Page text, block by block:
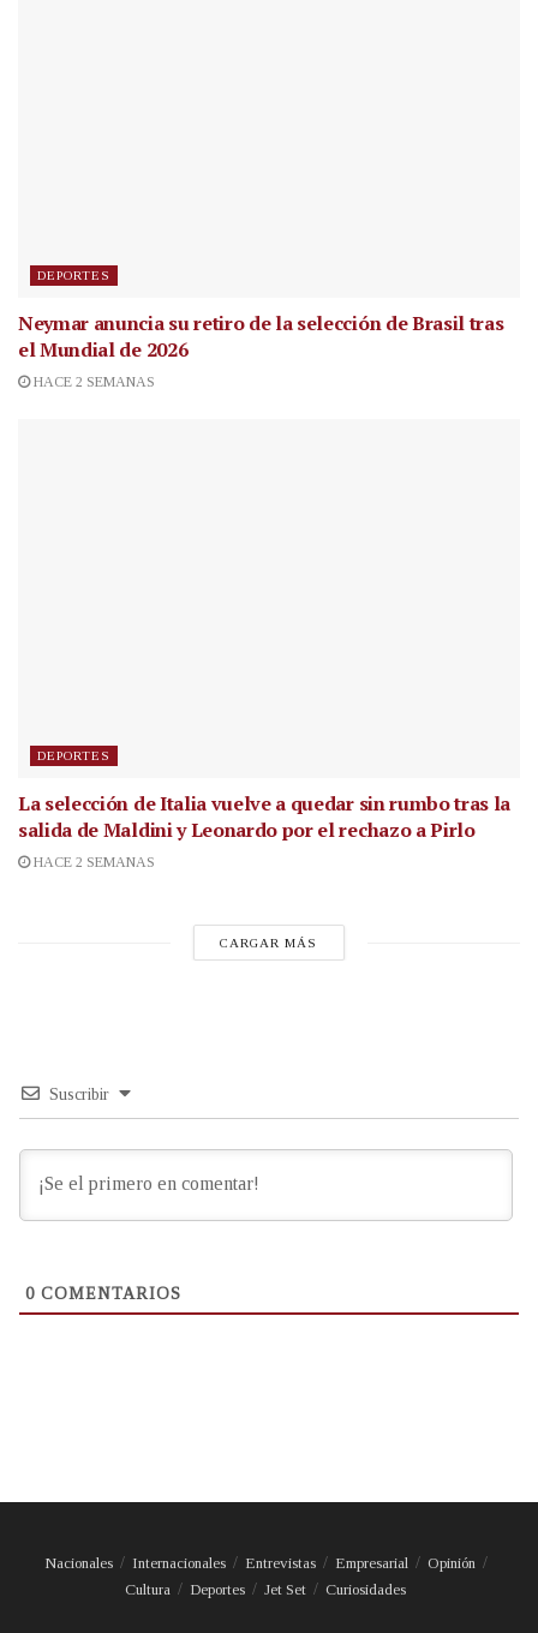
DEPORTES
Neymar anuncia su retiro de la selección de Brasil tras
el Mundial de 2026
HACE 2 SEMANAS
DEPORTES
La selección de Italia vuelve a quedar sin rumbo tras la
salida de Maldini y Leonardo por el rechazo a Pirlo
HACE 2 SEMANAS
CARGAR MÁS
Suscribir
0 COMENTARIOS
Nacionales Internacionales Entrevistas Empresarial
Opinión
Cultura
Deportes Jet Set Curiosidades